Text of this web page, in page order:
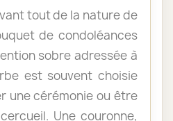
tout de la nature de
de condoléances
sobre adressée à
est souvent choisie
une cérémonie ou être
Une couronne,